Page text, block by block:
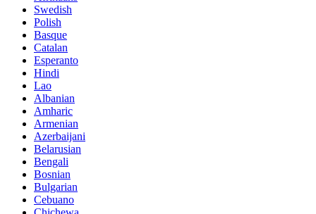
Swedish
Polish
Basque
Catalan
Esperanto
Hindi
Lao
Albanian
Amharic
Armenian
Azerbaijani
Belarusian
Bengali
Bosnian
Bulgarian
Cebuano